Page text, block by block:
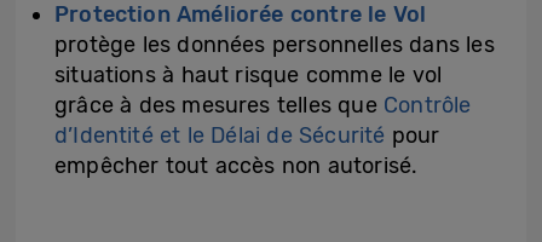
Protection Améliorée contre le Vol
protège les données personnelles dans les
situations à haut risque comme le vol
grâce à des mesures telles que Contrôle
d’Identité et le Délai de Sécurité pour
empêcher tout accès non autorisé.